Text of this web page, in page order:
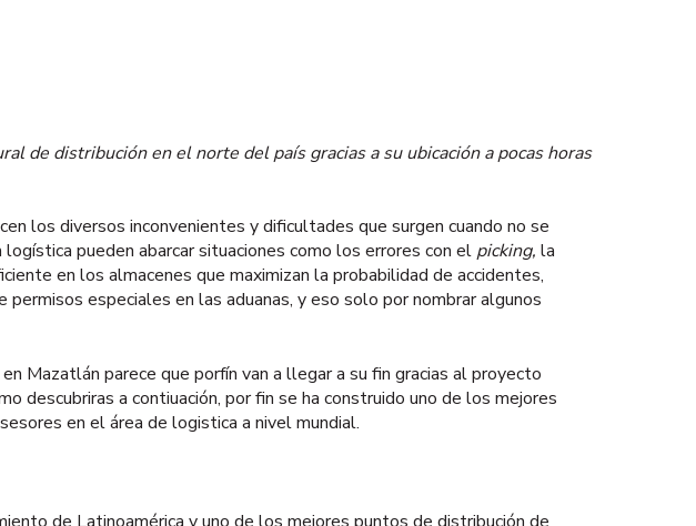
de distribución en el norte del país gracias a su ubicación a pocas horas
los diversos inconvenientes y dificultades que surgen cuando no se
pueden abarcar situaciones como los errores con elpicking, la
en los almacenes que maximizan la probabilidad de accidentes,
especiales en las aduanas, y eso solo por nombrar algunos
Mazatlán parece que porfín van a llegar a su fin gracias al proyecto
descubriras a contiuación, por fin se ha construido uno de los mejores
en el área de logistica a nivel mundial.